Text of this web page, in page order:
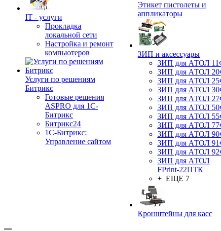
IT - услуги
Прокладка
локальной сети
Настройка и ремонт
компьютеров
Услуги по решениям
Битрикс
Готовые решения
ASPRO для 1С-
Битрикс
Битрикс24
1С-Битрикс:
Управление сайтом
Этикет пистолеты и
аппликаторы
ЗИП и аксессуары
ЗИП для АТОЛ
ЗИП для АТОЛ
ЗИП для АТОЛ
ЗИП для АТОЛ
ЗИП для АТОЛ
ЗИП для АТОЛ
ЗИП для АТОЛ
ЗИП для АТОЛ
ЗИП для АТОЛ
ЗИП для АТОЛ
ЗИП для АТОЛ
ЗИП для АТОЛ
FPrint-22ПТК
+ ЕЩЕ 7
Кронштейны для касс